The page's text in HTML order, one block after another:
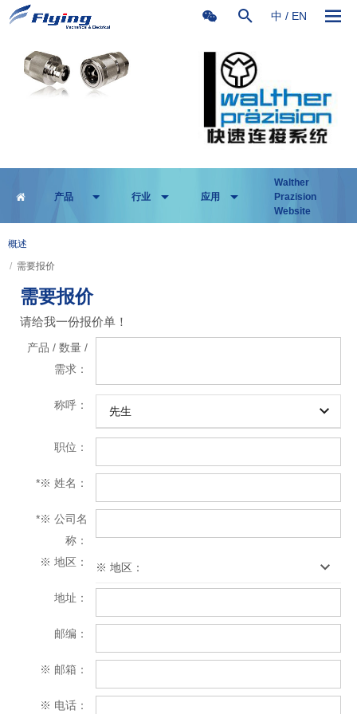
中 / EN
产品 行业 应用
Walther
Prazision
Website
概述
/ 需要报价
需要报价
请给我一份报价单！
产品 / 数量 /
需求：
称呼： 先生
职位：
*※ 姓名：
*※ 公司名
称：
※ 地区：
※ 地区：
地址：
邮编：
※ 邮箱：
※ 电话：